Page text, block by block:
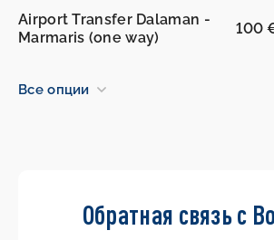
Airport Transfer Dalaman -
Marmaris (one way)
100
Все опции
Обратная связь с